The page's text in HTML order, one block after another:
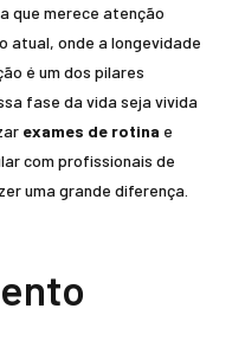
que merece atenção
atual, onde a longevidade
é um dos pilares
fase da vida seja vivida
exames de rotina e
com profissionais de
uma grande diferença.